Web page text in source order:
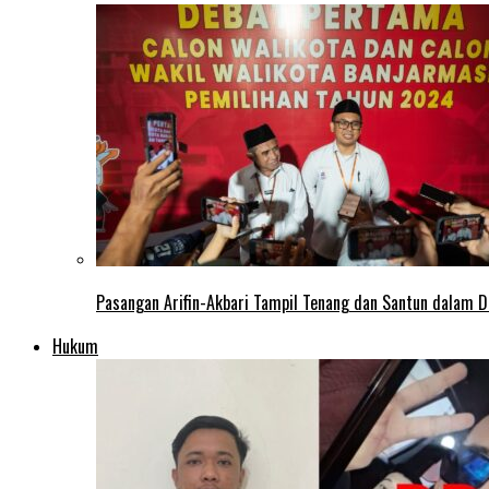
Pasangan Arifin-Akbari Tampil Tenang dan Santun dalam
Hukum